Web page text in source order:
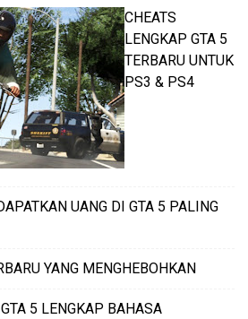
CHEATS
LENGKAP GTA 5
TERBARU UNTUK
PS3 & PS4
UANG DI GTA 5 PALING
YANG MENGHEBOHKAN
5 LENGKAP BAHASA